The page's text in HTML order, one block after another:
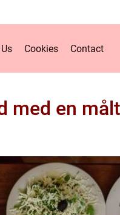
Cookies Contact
med en